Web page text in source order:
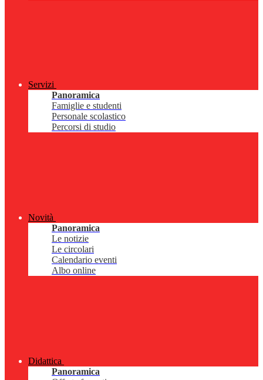
Servizi
Panoramica
Famiglie e studenti
Personale scolastico
Percorsi di studio
Novità
Panoramica
Le notizie
Le circolari
Calendario eventi
Albo online
Didattica
Panoramica